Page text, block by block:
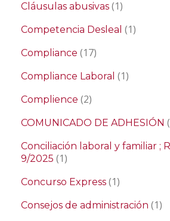
Cláusulas abusivas (1)
Competencia Desleal (1)
Compliance (17)
Compliance Laboral (1)
Complience (2)
COMUNICADO DE ADHESIÓN
Conciliación laboral y familiar ;
9/2025 (1)
Concurso Express (1)
Consejos de administración (1)